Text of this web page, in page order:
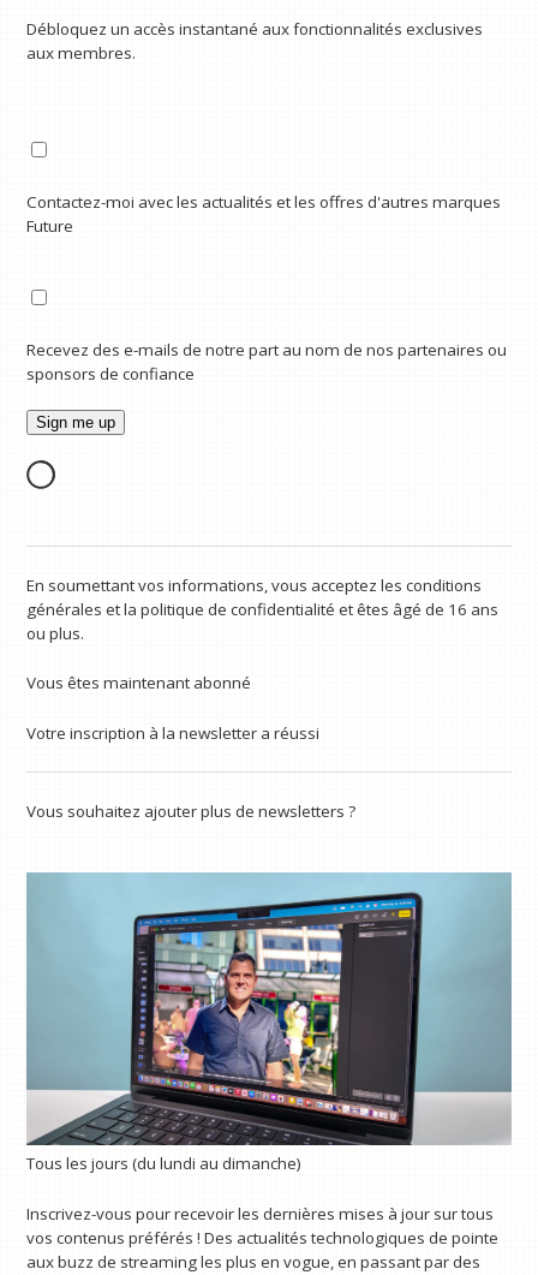
Débloquez un accès instantané aux fonctionnalités exclusives
aux membres.
Contactez-moi avec les actualités et les offres d'autres marques
Future
Recevez des e-mails de notre part au nom de nos partenaires ou
sponsors de confiance
En soumettant vos informations, vous acceptez les conditions
générales et la politique de confidentialité et êtes âgé de 16 ans
ou plus.
Vous êtes maintenant abonné
Votre inscription à la newsletter a réussi
Vous souhaitez ajouter plus de newsletters ?
Tous les jours (du lundi au dimanche)
Inscrivez-vous pour recevoir les dernières mises à jour sur tous
vos contenus préférés ! Des actualités technologiques de pointe
aux buzz de streaming les plus en vogue, en passant par des